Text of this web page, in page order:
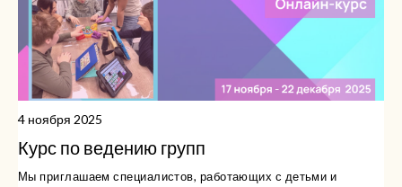
4 ноября 2025
Курс по ведению групп
Мы приглашаем специалистов, работающих с детьми и